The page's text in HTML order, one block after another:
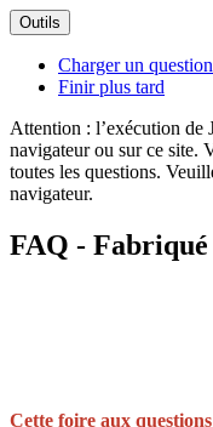
Outils
Charger un
Finir plus tard
Attention : l’exécution de
navigateur ou sur ce site.
toutes les questions.
navigateur.
FAQ - Fabriqué
Cette foire aux